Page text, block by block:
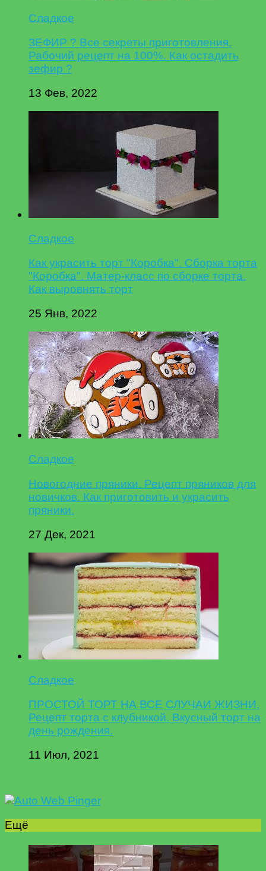
Сладкое
ЗЕФИР ? Все секреты приготовления.
Рабочий рецепт на 100%. Как остадить
зефир ?
13 Фев, 2022
Сладкое
Как украсить торт "Коробка". Сборка торта
"Коробка". Матер-класс по сборке торта.
Как выровнять торт
25 Янв, 2022
Сладкое
Новогодние пряники. Рецепт пряников для
новичков. Как приготовить и украсить
пряники.
27 Дек, 2021
Сладкое
ПРОСТОЙ ТОРТ НА ВСЕ СЛУЧАИ ЖИЗНИ.
Рецепт торта с клубникой. Вкусный торт на
день рождения.
11 Июл, 2021
Ещё